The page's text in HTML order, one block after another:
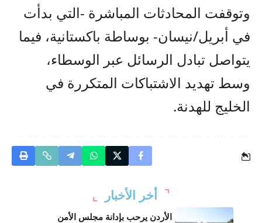
وتوقفت المحادثات المباشرة -التي بدأت
في أبريل/نيسان- بوساطة باكستانية، فيما
يتواصل تبادل الرسائل عبر الوسطاء،
وسط تهديد الاشتباكات المتكررة في
الخليج للهدنة.
أخر الأخبار
الأردن يرحب بإدانة مجلس الأمن